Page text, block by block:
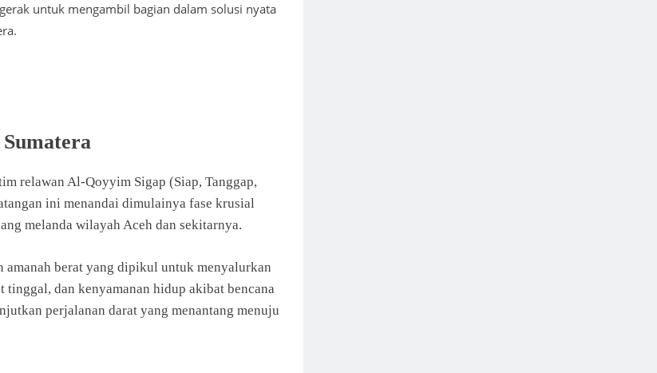
untuk mengambil bagian dalam solusi nyata
relawan Al-Qoyyim Sigap (Siap, Tanggap,
ini menandai dimulainya fase krusial
melanda wilayah Aceh dan sekitarnya.
amanah berat yang dipikul untuk menyalurkan
tinggal, dan kenyamanan hidup akibat bencana
perjalanan darat yang menantang menuju